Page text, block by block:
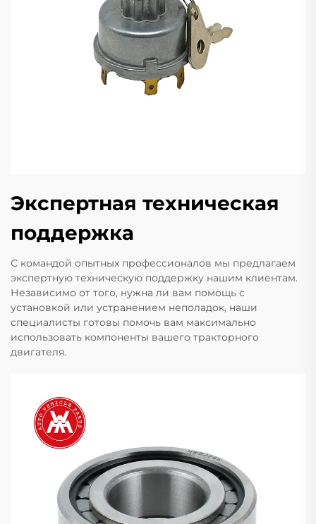
Экспертная техническая
поддержка
С командой опытных профессионалов мы предлагаем
экспертную техническую поддержку нашим клиентам.
Независимо от того, нужна ли вам помощь с
установкой или устранением неполадок, наши
специалисты готовы помочь вам максимально
использовать компоненты вашего тракторного
двигателя.